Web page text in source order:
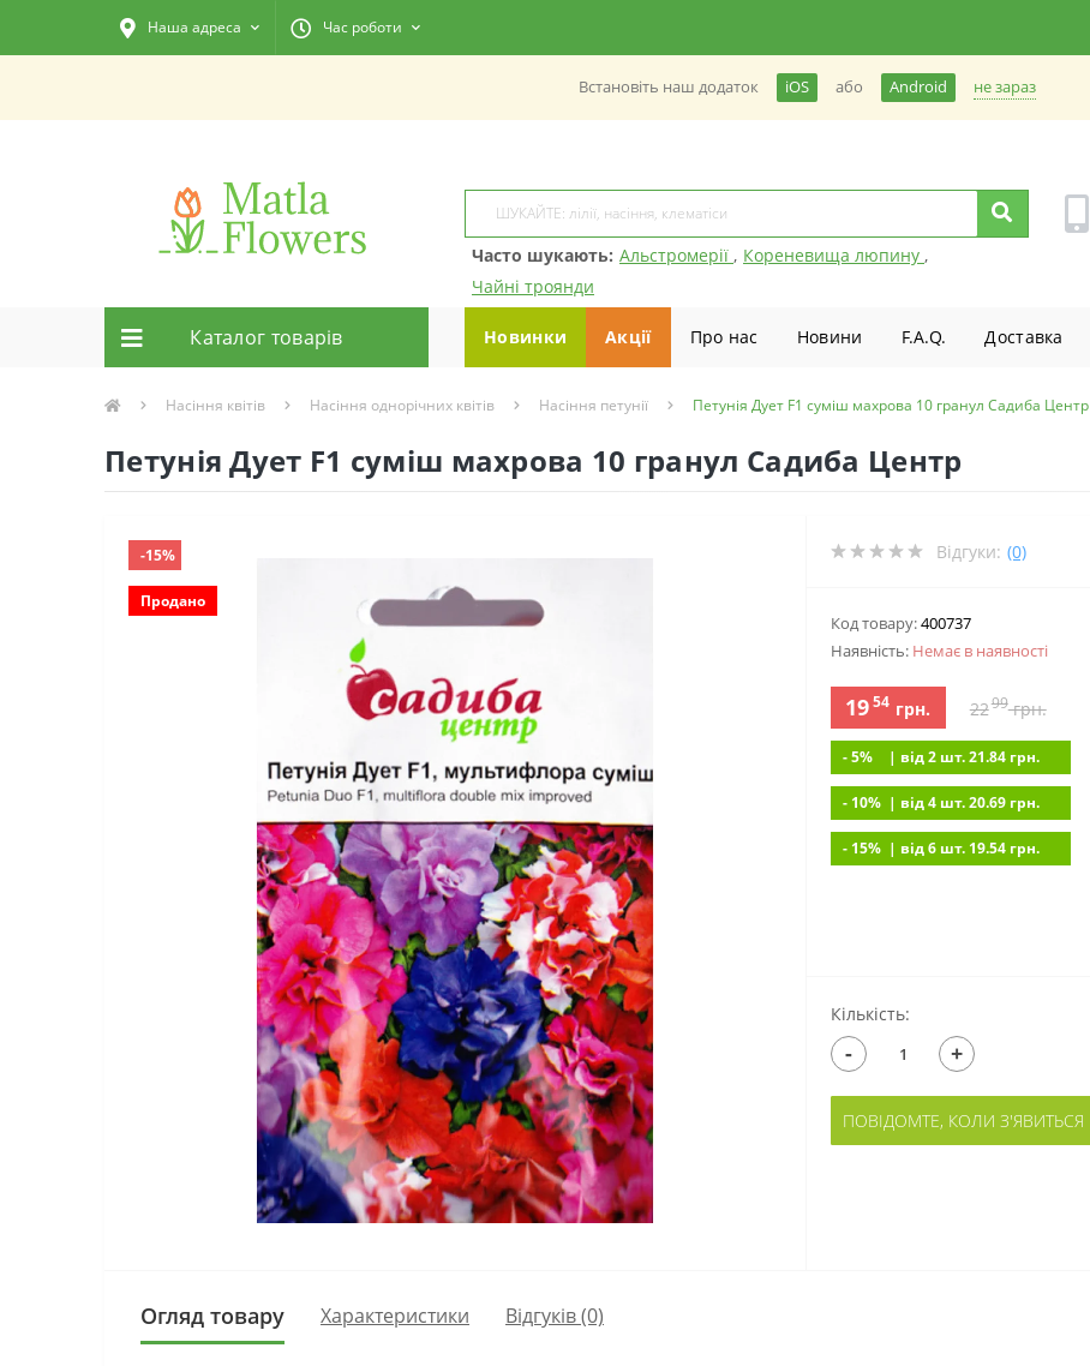
Наша адреса Час роботи
Встановiть наш додаток iOS або Android не зараз
Часто шукають: Альстромерії , Кореневища люпину ,
Чайні троянди
Каталог товарiв Новинки Акції Про нас Новини F.A.Q. Доставка
Насіння квітів Насіння однорічних квітів Насіння петунії Петунія Дует F1 суміш махрова 10 гранул Садиба Центр
Петунія Дует F1 суміш махрова 10 гранул Садиба Центр
-15%
Продано
Відгуки: (0)
Код товару:400737
Наявність: Немає в наявностi
1954 грн. 2299грн.
- 5% | вiд 2 шт. 21.84 грн.
- 10% | вiд 4 шт. 20.69 грн.
- 15% | вiд 6 шт. 19.54 грн.
Кількість:
- +
ПОВІДОМТЕ, КОЛИ З'ЯВИТЬСЯ
Огляд товару Характеристики Відгуків (0)